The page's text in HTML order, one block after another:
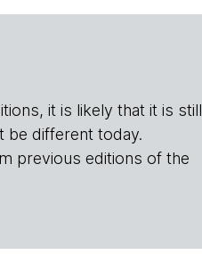
it is likely that it is still
be different today.
previous editions of the